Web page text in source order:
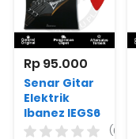
Rp 95.000
Senar Gitar
Elektrik
Ibanez IEGS6
(0)